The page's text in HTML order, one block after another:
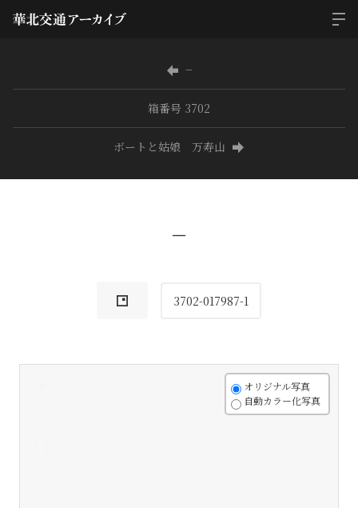
−
箱番号 3702
ボートと姑娘 万寿山
−
3702-017987-1
オリジナル写真
自動カラー化写真